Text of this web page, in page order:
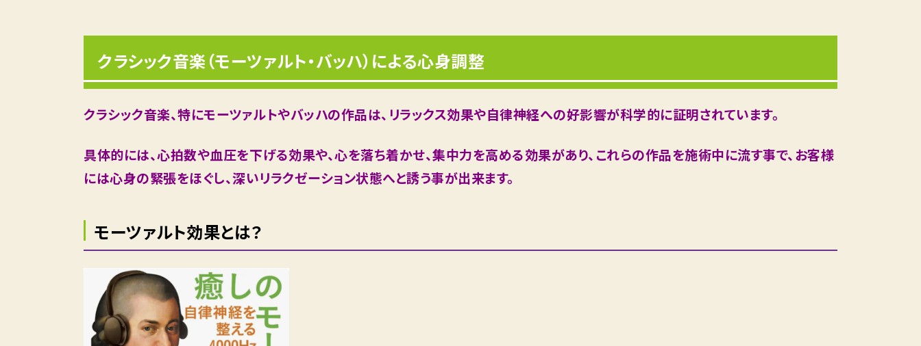
クラシック音楽（モーツァルト・バッハ）による心身調整
クラシック音楽、特にモーツァルトやバッハの作品は、リラックス効果や自律神経への好影響が科学的に証明されています。
具体的には、心拍数や血圧を下げる効果や、心を落ち着かせ、集中力を高める効果があり、これらの作品を施術中に流す事で、お客様
には心身の緊張をほぐし、深いリラクゼーション状態へと誘う事が出来ます。
モーツァルト効果とは？